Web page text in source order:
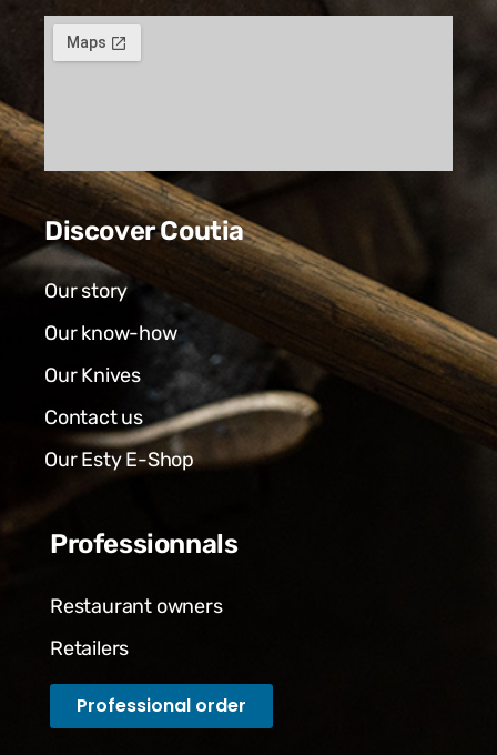
Discover Coutia
Our story
Our know-how
Our Knives
Contact us
Our Esty E-Shop
Professionnals
Restaurant owners
Retailers
Professional order